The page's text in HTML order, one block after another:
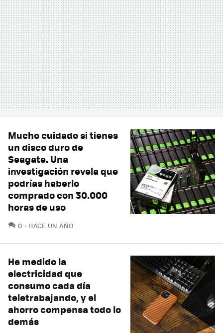
Mucho cuidado si tienes
un disco duro de
Seagate. Una
investigación revela que
podrías haberlo
comprado con 30.000
horas de uso
0 COMENTARIOS
HACE UN AÑO
He medido la
electricidad que
consumo cada día
teletrabajando, y el
ahorro compensa todo lo
demás